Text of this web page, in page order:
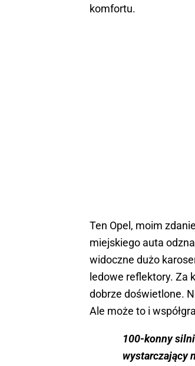
komfortu.
Ten Opel, moim
miejskiego auta
widoczne dużo
ledowe reflektory. Za
dobrze doświetlone.
Ale może to i
100-konny
wystarczający